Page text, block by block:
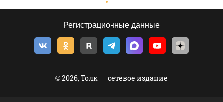
Регистрационные данные
© 2026, Толк — сетевое издание